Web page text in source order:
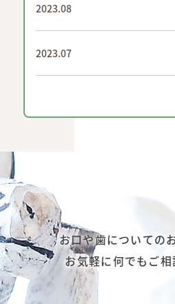
2023.08
2023.07
お口や歯についての
お気軽に何でもご相